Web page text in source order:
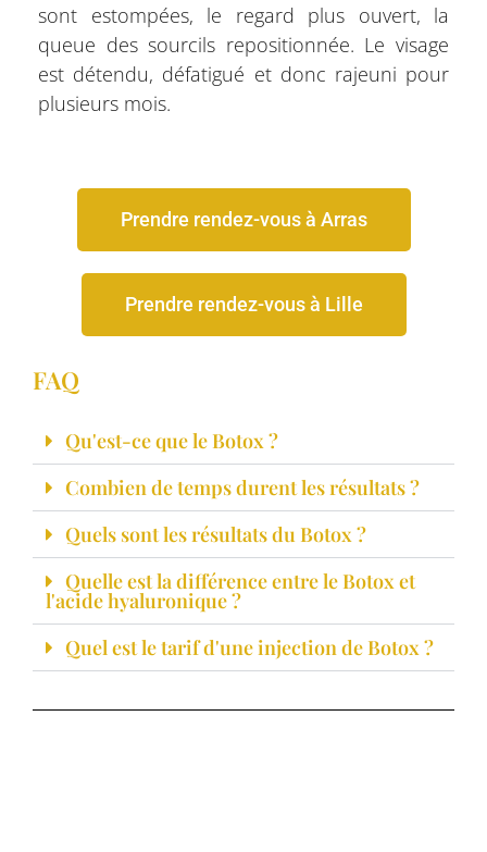
sont estompées, le regard plus ouvert, la
queue des sourcils repositionnée. Le visage
est détendu, défatigué et donc rajeuni pour
plusieurs mois.
Prendre rendez-vous à Arras
Prendre rendez-vous à Lille
FAQ
Qu'est-ce que le Botox ?
Combien de temps durent les résultats ?
Quels sont les résultats du Botox ?
Quelle est la différence entre le Botox et
l'acide hyaluronique ?
Quel est le tarif d'une injection de Botox ?